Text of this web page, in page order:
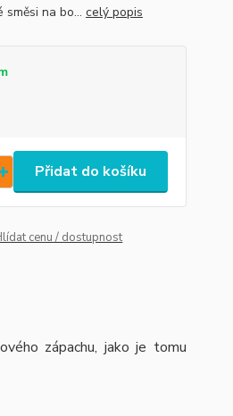
na bo... celý popis
Přidat do košíku
cenu / dostupnost
zápachu, jako je tomu